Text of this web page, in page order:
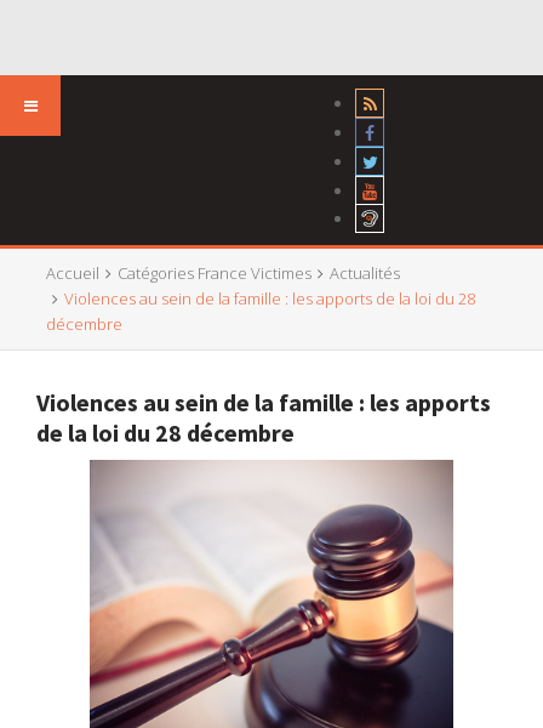
Accueil Catégories France Victimes
Actualités
Violences au sein de la famille : les apports de la loi du 28
décembre
Violences au sein de la famille : les apports
de la loi du 28 décembre